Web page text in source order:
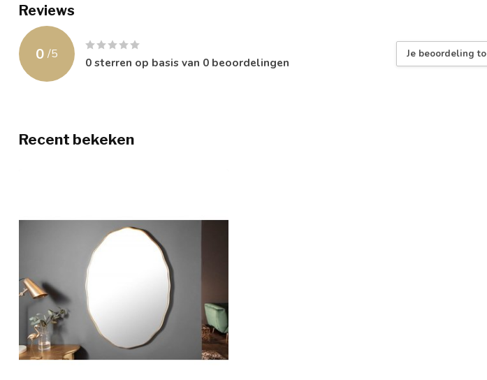
Reviews
0 /5
0sterren op basis van 0 beoordelingen
Je beoordeling
Recent bekeken